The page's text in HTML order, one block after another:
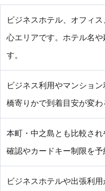
ビジネスホテル、オフィ
心エリアです。ホテル名
す。
ビジネス利用やマンショ
橋寄りかで到着目安が変わ
本町・中之島とも比較さ
確認やカードキー制限を予
ビジネスホテルや出張利